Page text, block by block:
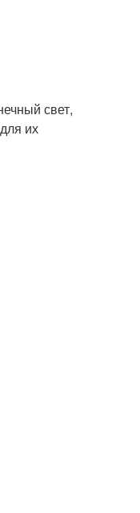
свет,
их